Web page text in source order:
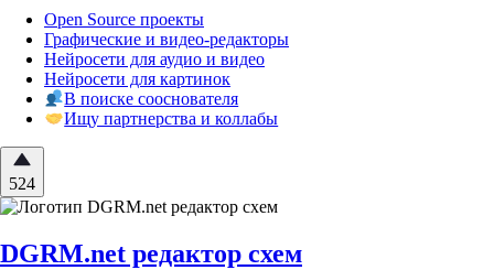
Open Source проекты
Графические и видео-редакторы
Нейросети для аудио и видео
Нейросети для картинок
В поиске сооснователя
Ищу партнерства и коллабы
524
DGRM.net редактор схем